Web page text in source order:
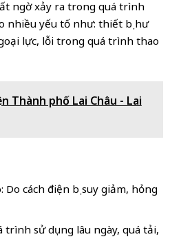
ngờ xảy ra trong quá trình
nhiều yếu tố như: thiết bị hư
lực, lỗi trong quá trình thao
Thành phố Lai Châu - Lai
cách điện bị suy giảm, hỏng
trình sử dụng lâu ngày, quá tải,